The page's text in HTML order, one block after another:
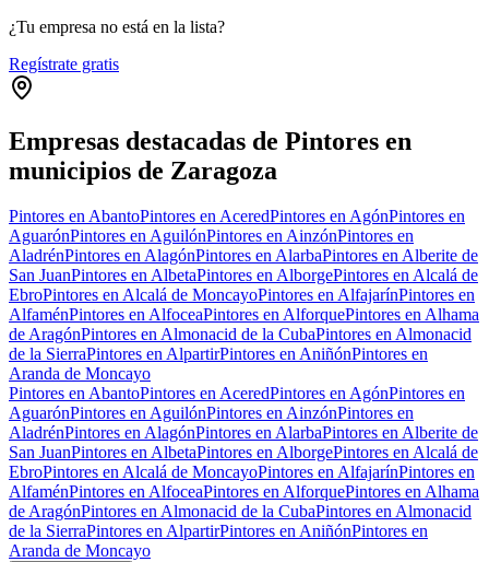
¿Tu empresa no está en la lista?
Regístrate gratis
Empresas destacadas de Pintores en
municipios de Zaragoza
Pintores en AbantoPintores en AceredPintores en AgónPintores en
AguarónPintores en AguilónPintores en AinzónPintores en
AladrénPintores en AlagónPintores en AlarbaPintores en Alberite de
San JuanPintores en AlbetaPintores en AlborgePintores en Alcalá de
EbroPintores en Alcalá de MoncayoPintores en AlfajarínPintores en
AlfaménPintores en AlfoceaPintores en AlforquePintores en Alhama
de AragónPintores en Almonacid de la CubaPintores en Almonacid
de la SierraPintores en AlpartirPintores en AniñónPintores en
Aranda de Moncayo
Pintores en AbantoPintores en AceredPintores en AgónPintores en
AguarónPintores en AguilónPintores en AinzónPintores en
AladrénPintores en AlagónPintores en AlarbaPintores en Alberite de
San JuanPintores en AlbetaPintores en AlborgePintores en Alcalá de
EbroPintores en Alcalá de MoncayoPintores en AlfajarínPintores en
AlfaménPintores en AlfoceaPintores en AlforquePintores en Alhama
de AragónPintores en Almonacid de la CubaPintores en Almonacid
de la SierraPintores en AlpartirPintores en AniñónPintores en
Aranda de Moncayo